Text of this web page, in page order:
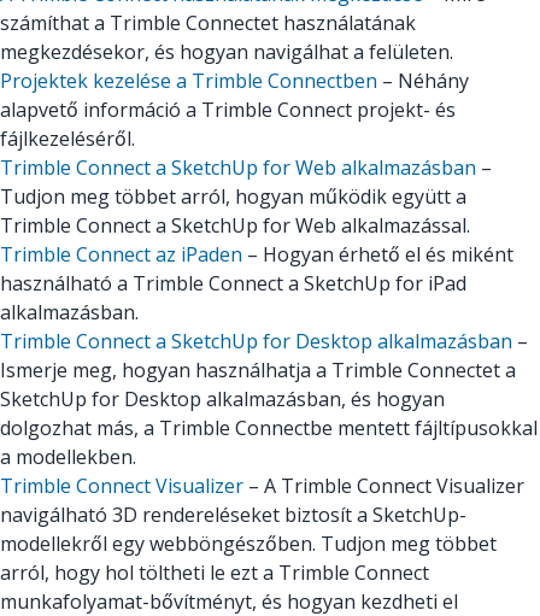
számíthat a Trimble Connectet használatának
megkezdésekor, és hogyan navigálhat a felületen.
Projektek kezelése a Trimble Connectben – Néhány
alapvető információ a Trimble Connect projekt- és
fájlkezeléséről.
Trimble Connect a SketchUp for Web alkalmazásban –
Tudjon meg többet arról, hogyan működik együtt a
Trimble Connect a SketchUp for Web alkalmazással.
Trimble Connect az iPaden – Hogyan érhető el és miként
használható a Trimble Connect a SketchUp for iPad
alkalmazásban.
Trimble Connect a SketchUp for Desktop alkalmazásban –
Ismerje meg, hogyan használhatja a Trimble Connectet a
SketchUp for Desktop alkalmazásban, és hogyan
dolgozhat más, a Trimble Connectbe mentett fájltípusokkal
a modellekben.
Trimble Connect Visualizer – A Trimble Connect Visualizer
navigálható 3D rendereléseket biztosít a SketchUp-
modellekről egy webböngészőben. Tudjon meg többet
arról, hogy hol töltheti le ezt a Trimble Connect
munkafolyamat-bővítményt, és hogyan kezdheti el